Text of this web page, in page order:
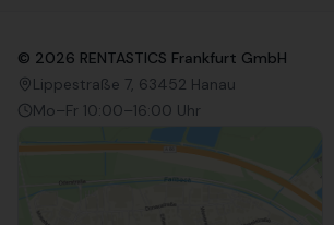
© 2026 RENTASTICS Frankfurt GmbH
Lippestraße 7, 63452 Hanau
Mo–Fr 10:00–16:00 Uhr